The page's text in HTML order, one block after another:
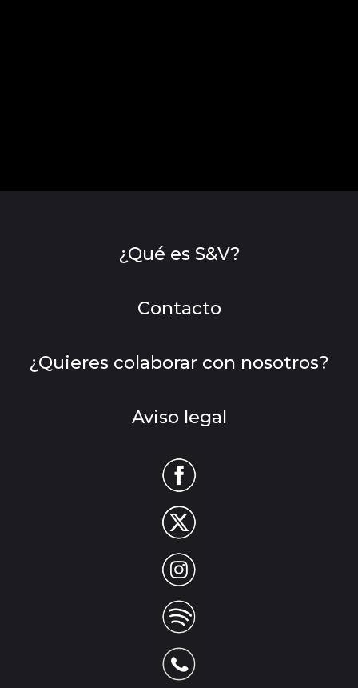
¿Qué es S&V?
Contacto
¿Quieres colaborar con nosotros?
Aviso legal